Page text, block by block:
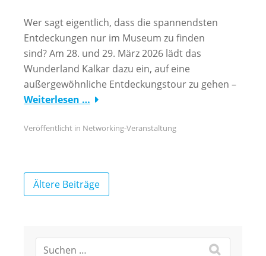
Wer sagt eigentlich, dass die spannendsten
Entdeckungen nur im Museum zu finden
sind? Am 28. und 29. März 2026 lädt das
Wunderland Kalkar dazu ein, auf eine
außergewöhnliche Entdeckungstour zu gehen –
Weiterlesen …
Veröffentlicht in Networking-Veranstaltung
Beitragsnavigation
Ältere Beiträge